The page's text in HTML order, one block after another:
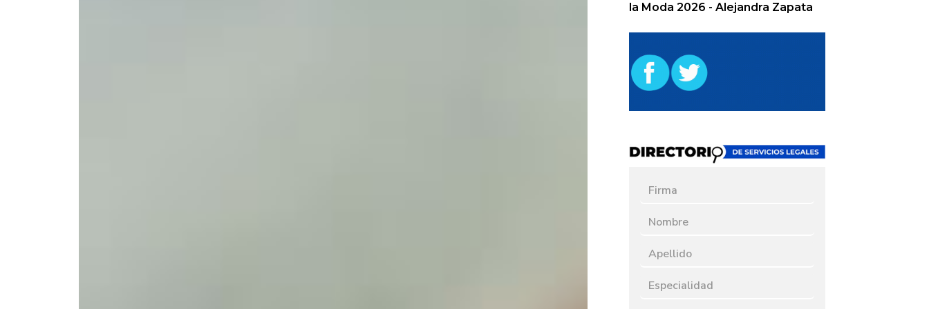
la Moda 2026 - Alejandra Zapata